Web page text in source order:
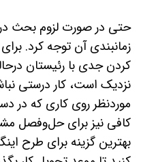
حتی در صورت لزوم بحث در
زمان­بندی آن توجه کرد.
کردن جدی با رئیستان
نزدیک است، کار درستی
موردنظر روی کاری که در
کافی نیز برای حل­‌وفصل
بهترین گزینه برای طرح